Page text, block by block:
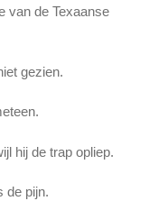
van de Texaanse
gezien.
hij de trap opliep.
de pijn.